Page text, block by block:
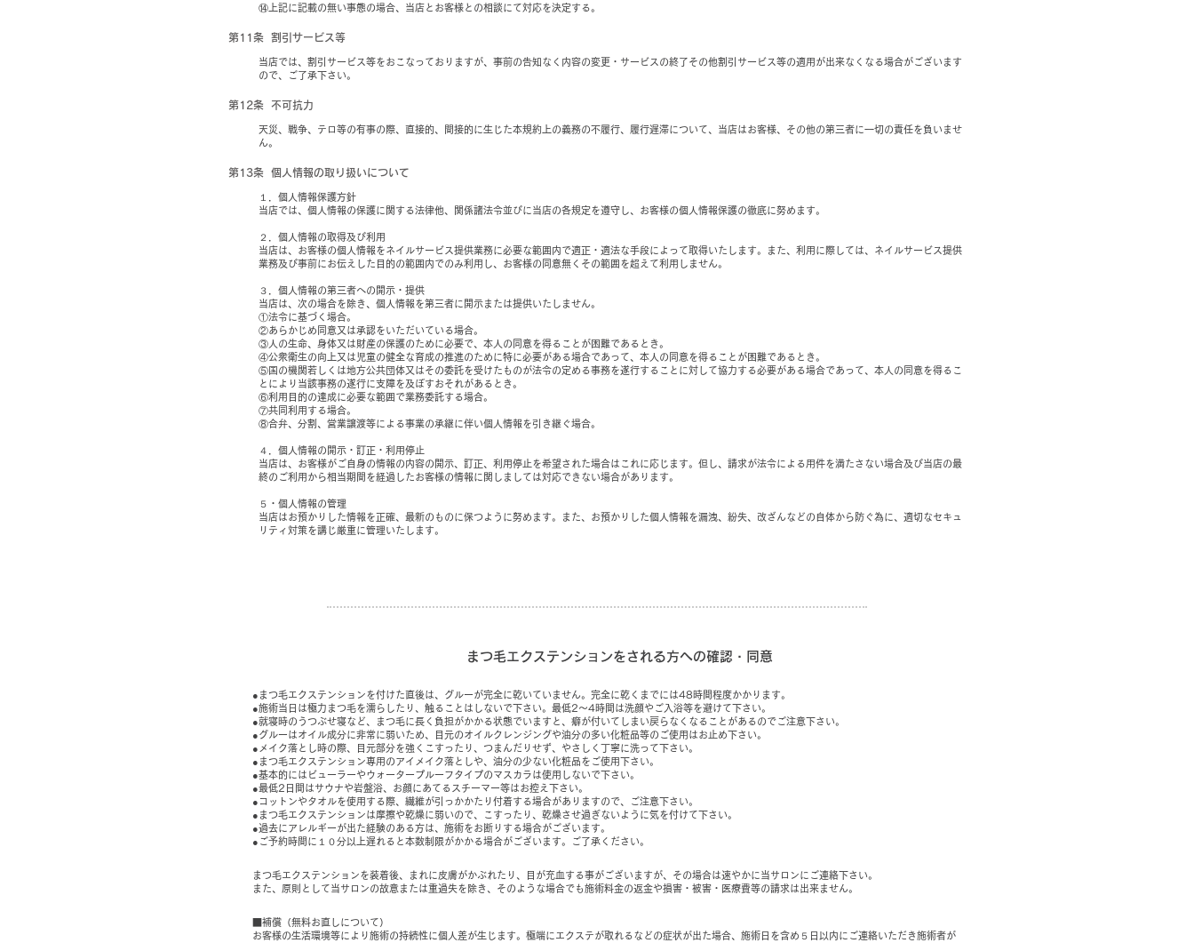
⑭上記に記載の無い事態の場合、当店とお客様との相談にて対応を決定する。
第11条 割引サービス等
当店では、割引サービス等をおこなっておりますが、事前の告知なく内容の変更・サービスの終了その他割引サービス等の適用が出来なくなる場合がございます
ので、ご了承下さい。
第12条 不可抗力
天災、戦争、テロ等の有事の際、直接的、間接的に生じた本規約上の義務の不履行、履行遅滞について、当店はお客様、その他の第三者に一切の責任を負いませ
ん。
第13条 個人情報の取り扱いについて
１．個人情報保護方針
当店では、個人情報の保護に関する法律他、関係諸法令並びに当店の各規定を遵守し、お客様の個人情報保護の徹底に努めます。
２．個人情報の取得及び利用
当店は、お客様の個人情報をネイルサービス提供業務に必要な範囲内で適正・適法な手段によって取得いたします。また、利用に際しては、ネイルサービス提供
業務及び事前にお伝えした目的の範囲内でのみ利用し、お客様の同意無くその範囲を超えて利用しません。
３．個人情報の第三者への開示・提供
当店は、次の場合を除き、個人情報を第三者に開示または提供いたしません。
①法令に基づく場合。
②あらかじめ同意又は承認をいただいている場合。
③人の生命、身体又は財産の保護のために必要で、本人の同意を得ることが困難であるとき。
④公衆衛生の向上又は児童の健全な育成の推進のために特に必要がある場合であって、本人の同意を得ることが困難であるとき。
⑤国の機関若しくは地方公共団体又はその委託を受けたものが法令の定める事務を遂行することに対して協力する必要がある場合であって、本人の同意を得るこ
とにより当該事務の遂行に支障を及ぼすおそれがあるとき。
⑥利用目的の達成に必要な範囲で業務委託する場合。
⑦共同利用する場合。
⑧合弁、分割、営業譲渡等による事業の承継に伴い個人情報を引き継ぐ場合。
４．個人情報の開示・訂正・利用停止
当店は、お客様がご自身の情報の内容の開示、訂正、利用停止を希望された場合はこれに応じます。但し、請求が法令による用件を満たさない場合及び当店の最
終のご利用から相当期間を経過したお客様の情報に関しましては対応できない場合があります。
５・個人情報の管理
当店はお預かりした情報を正確、最新のものに保つように努めます。また、お預かりした個人情報を漏洩、紛失、改ざんなどの自体から防ぐ為に、適切なセキュ
リティ対策を講じ厳重に管理いたします。
まつ毛エクステンションをされる方への確認・同意
●まつ毛エクステンションを付けた直後は、グルーが完全に乾いていません。完全に乾くまでには48時間程度かかります。
●施術当日は極力まつ毛を濡らしたり、触ることはしないで下さい。最低2～4時間は洗顔やご入浴等を避けて下さい。
●就寝時のうつぶせ寝など、まつ毛に長く負担がかかる状態でいますと、癖が付いてしまい戻らなくなることがあるのでご注意下さい。
●グルーはオイル成分に非常に弱いため、目元のオイルクレンジングや油分の多い化粧品等のご使用はお止め下さい。
●メイク落とし時の際、目元部分を強くこすったり、つまんだりせず、やさしく丁寧に洗って下さい。
●まつ毛エクステンション専用のアイメイク落としや、油分の少ない化粧品をご使用下さい。
●基本的にはビューラーやウォータープルーフタイプのマスカラは使用しないで下さい。
●最低2日間はサウナや岩盤浴、お顔にあてるスチーマー等はお控え下さい。
●コットンやタオルを使用する際、繊維が引っかかたり付着する場合がありますので、ご注意下さい。
●まつ毛エクステンションは摩擦や乾燥に弱いので、こすったり、乾燥させ過ぎないように気を付けて下さい。
●過去にアレルギーが出た経験のある方は、施術をお断りする場合がございます。
●ご予約時間に１０分以上遅れると本数制限がかかる場合がございます。ご了承ください。
まつ毛エクステンションを装着後、まれに皮膚がかぶれたり、目が充血する事がございますが、その場合は速やかに当サロンにご連絡下さい。
また、原則として当サロンの故意または重過失を除き、そのような場合でも施術料金の返金や損害・被害・医療費等の請求は出来ません。
■補償（無料お直しについて）
お客様の生活環境等により施術の持続性に個人差が生じます。極端にエクステが取れるなどの症状が出た場合、施術日を含め５日以内にご連絡いただき施術者が